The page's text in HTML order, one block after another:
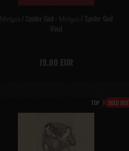
Μνήμα / Spider God - Μνήμα / Spider God
Vinyl
19,00 EUR
TOP SOLD OUT